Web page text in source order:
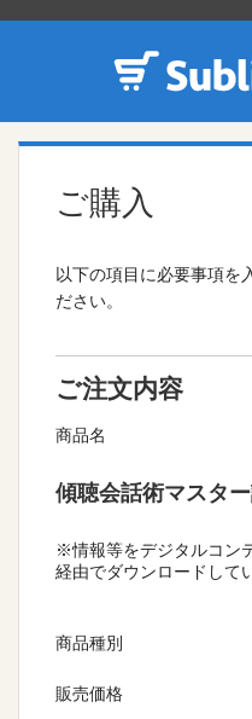
ご購入
以下の項目に必要事項を
ださい。
ご注文内容
商品名
傾聴会話術マスタ
※情報等をデジタルコン
経由でダウンロードして
商品種別
販売価格